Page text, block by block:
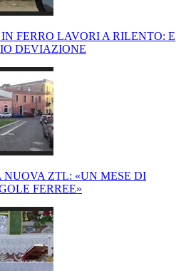
FERRO LAVORI A RILENTO: E
DEVIAZIONE
ZTL: «UN MESE DI
FERREE»